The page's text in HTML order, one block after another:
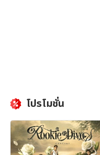
โปรโมชั่น